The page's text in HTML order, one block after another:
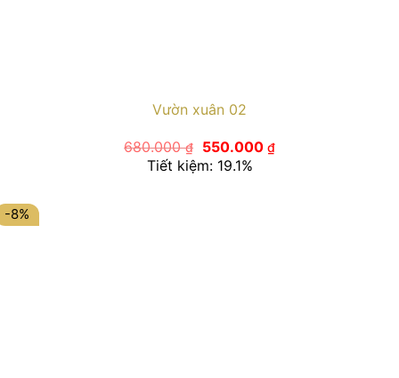
Vườn xuân 02
680.000₫
Giá
gốc
là:
550.000 ₫Giá
hiện
Tiết kiệm: 19.1%
-8%